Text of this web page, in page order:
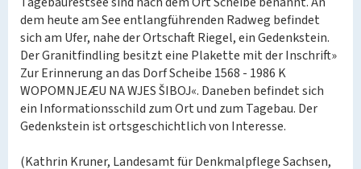
dem heute am See entlangführenden Radweg befindet
sich am Ufer, nahe der Ortschaft Riegel, ein Gedenkstein.
Der Granitfindling besitzt eine Plakette mit der Inschrift»
Zur Erinnerung an das Dorf Scheibe 1568 - 1986 K
WOPOMNJEÆU NA WJES ŠIBOJ«. Daneben befindet sich
ein Informationsschild zum Ort und zum Tagebau. Der
Gedenkstein ist ortsgeschichtlich von Interesse.
(Kathrin Kruner, Landesamt für Denkmalpflege Sachsen,